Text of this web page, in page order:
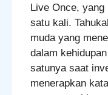
Live Once,
satu kali.
muda yang
dalam
satunya saat
menerapkan